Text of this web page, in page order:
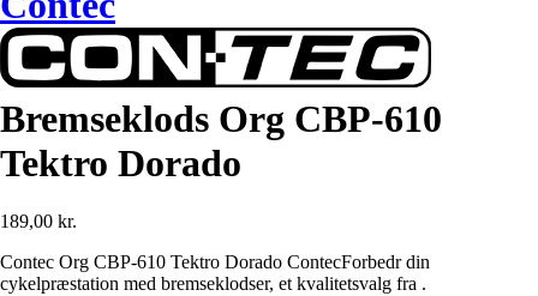
Bremseklods Org CBP-610
Tektro Dorado
189,00 kr.
Contec Org CBP-610 Tektro Dorado ContecForbedr din
cykelpræstation med bremseklodser, et kvalitetsvalg fra .